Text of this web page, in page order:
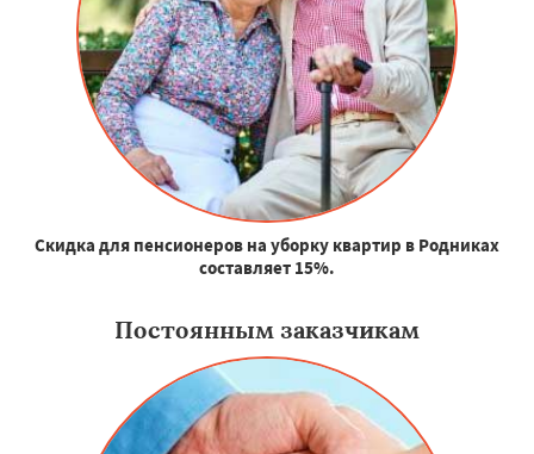
Скидка для пенсионеров на уборку квартир в Родниках
составляет 15%.
Постоянным заказчикам